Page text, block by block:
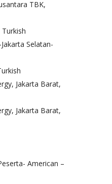
TBK,
Selatan-
Jakarta Barat,
Jakarta Barat,
American –